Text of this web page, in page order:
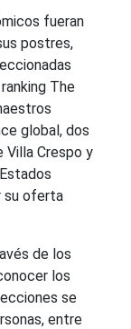
fueran
postres,
The
global, dos
Villa Crespo y
su oferta
de los
los
se
entre